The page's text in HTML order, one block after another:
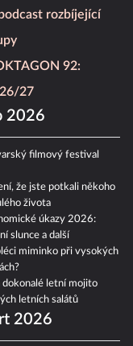
rozbíjející
92:
27
2026
filmový festival
že jste potkali někoho
života
úkazy 2026:
slunce a další
miminko při vysokých
dokonalé letní mojito
letních salátů
2026